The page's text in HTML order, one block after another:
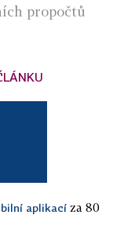
propočtů
aplikací za 80